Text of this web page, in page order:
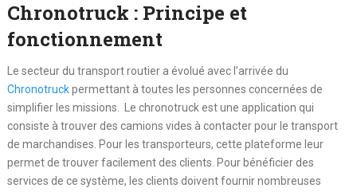
Chronotruck : Principe et
fonctionnement
Le secteur du transport routier a évolué avec l’arrivée du
Chronotruckpermettant à toutes les personnes concernées de
simplifier les missions. Le chronotruck est une application qui
consiste à trouver des camions vides à contacter pour le transport
de marchandises. Pour les transporteurs, cette plateforme leur
permet de trouver facilement des clients. Pour bénéficier des
services de ce système, les clients doivent fournir nombreuses